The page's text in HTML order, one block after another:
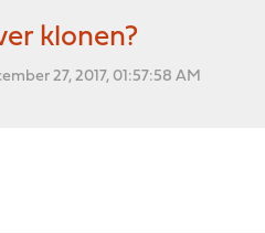
klonen?
27, 2017, 01:57:58 AM